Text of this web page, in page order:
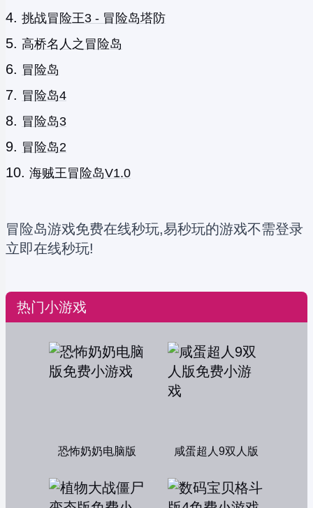
挑战冒险王3 - 冒险岛塔防
高桥名人之冒险岛
冒险岛
冒险岛4
冒险岛3
冒险岛2
海贼王冒险岛V1.0
冒险岛游戏免费在线秒玩,易秒玩的游戏不需登录
立即在线秒玩!
热门小游戏
恐怖奶奶电脑版 咸蛋超人9双人版